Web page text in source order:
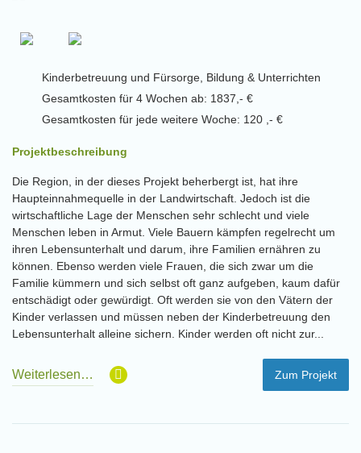
Kinderbetreuung und Fürsorge, Bildung & Unterrichten
Gesamtkosten für 4 Wochen ab: 1837,- €
Gesamtkosten für jede weitere Woche: 120 ,- €
Projektbeschreibung
Die Region, in der dieses Projekt beherbergt ist, hat ihre
Haupteinnahmequelle in der Landwirtschaft. Jedoch ist die
wirtschaftliche Lage der Menschen sehr schlecht und viele
Menschen leben in Armut. Viele Bauern kämpfen regelrecht um
ihren Lebensunterhalt und darum, ihre Familien ernähren zu
können. Ebenso werden viele Frauen, die sich zwar um die
Familie kümmern und sich selbst oft ganz aufgeben, kaum dafür
entschädigt oder gewürdigt. Oft werden sie von den Vätern der
Kinder verlassen und müssen neben der Kinderbetreuung den
Lebensunterhalt alleine sichern. Kinder werden oft nicht zur...
Weiterlesen… Zum Projekt